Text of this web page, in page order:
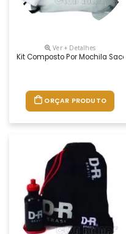
Ver + Detalhes
Kit Composto Por Mochila
ORÇAR PRODUTO